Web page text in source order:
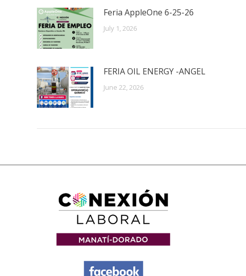
Feria AppleOne 6-25-26
July 1, 2026
FERIA OIL ENERGY -ANGEL
June 22, 2026